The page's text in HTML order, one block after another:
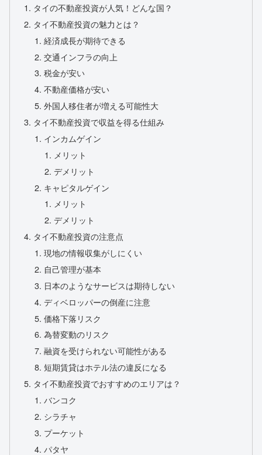
タイの不動産投資が人気！どんな国？
タイ不動産投資の魅力とは？
経済成長が期待できる
交通インフラの向上
税金が安い
不動産価格が安い
外国人移住者が増える可能性大
タイ不動産投資で収益を得る仕組み
インカムゲイン
メリット
デメリット
キャピタルゲイン
メリット
デメリット
タイ不動産投資の注意点
現地の情報収集がしにくい
自己管理が基本
日本のようなサービスは期待しない
ディベロッパーの倒産に注意
価格下落リスク
為替変動のリスク
融資を受けられない可能性がある
短期賃貸はホテル法の違反になる
タイ不動産投資でおすすめのエリアは？
バンコク
シラチャ
プーケット
パタヤ